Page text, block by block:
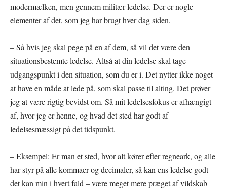
modermælken, men gennem militær ledelse. Der er nogle
elementer af det, som jeg har brugt hver dag siden.
– Så hvis jeg skal pege på en af dem, så vil det være den
situationsbestemte ledelse. Altså at din ledelse skal tage
udgangspunkt i den situation, som du er i. Det nytter ikke noget
at have en måde at lede på, som skal passe til alting. Det prøver
jeg at være rigtig bevidst om. Så mit ledelsesfokus er afhængigt
af, hvor jeg er henne, og hvad det sted har godt af
ledelsesmæssigt på det tidspunkt.
– Eksempel: Er man et sted, hvor alt kører efter regneark, og alle
har styr på alle kommaer og decimaler, så kan ens ledelse godt –
det kan min i hvert fald – være meget mere præget af vildskab